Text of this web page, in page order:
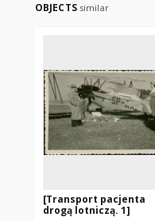
OBJECTS similar
[Transport pacjenta
drogą lotniczą. 1]